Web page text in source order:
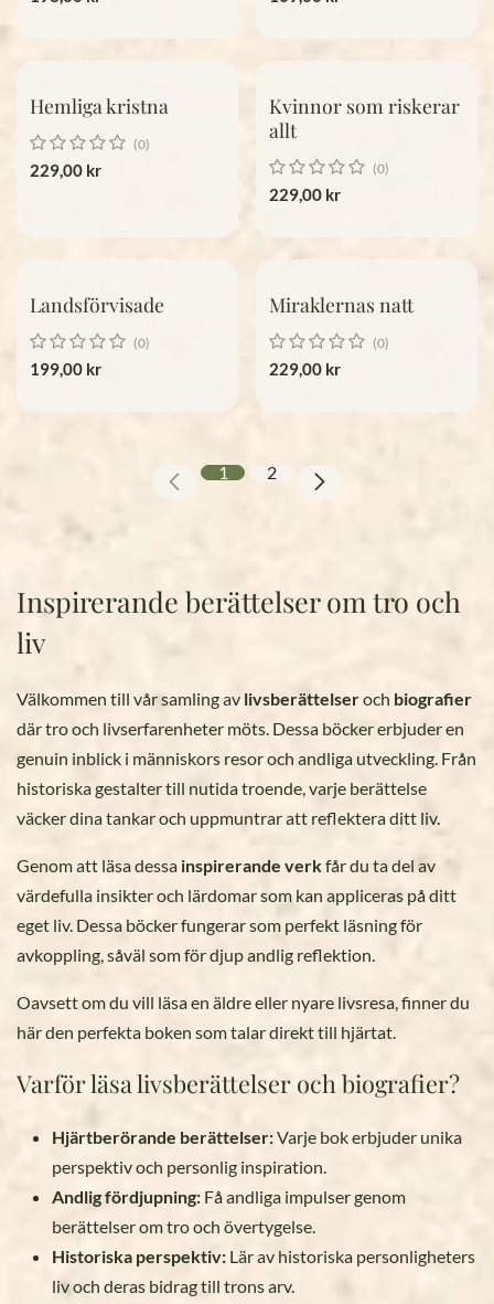
Hemliga kristna
(0)
229,00 kr
Kvinnor som riskerar
allt
(0)
229,00kr
Landsförvisade
(0)
199,00 kr
Miraklernas natt
(0)
229,00kr
1 2
Inspirerande berättelser om tro och
liv
Välkommen till vår samling av livsberättelseroch biografier
där tro och livserfarenheter möts. Dessa böcker erbjuder en
genuin inblick i människors resor och andliga utveckling. Från
historiska gestalter till nutida troende, varje berättelse
väcker dina tankar och uppmuntrar att reflektera ditt liv.
Genom att läsa dessa inspirerande verkfår du ta del av
värdefulla insikter och lärdomar som kan appliceras på ditt
eget liv. Dessa böcker fungerar som perfekt läsning för
avkoppling, såväl som för djup andlig reflektion.
Oavsett om du vill läsa en äldre eller nyare livsresa, finner du
här den perfekta boken som talar direkt till hjärtat.
Varför läsa livsberättelser och biografier?
Hjärtberörande berättelser:Varje bok erbjuder unika
perspektiv och personlig inspiration.
Andlig fördjupning: Få andliga impulser genom
berättelser om tro och övertygelse.
Historiska perspektiv: Lär av historiska personligheters
liv och deras bidrag till trons arv.